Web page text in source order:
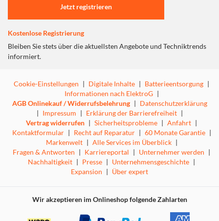
Jetzt registrieren
Kostenlose Registrierung
Bleiben Sie stets über die aktuellsten Angebote und Techniktrends
informiert.
Cookie-Einstellungen | Digitale Inhalte | Batterieentsorgung |
Informationen nach ElektroG |
AGB Onlinekauf / Widerrufsbelehrung | Datenschutzerklärung
| Impressum | Erklärung der Barrierefreiheit |
Vertrag widerrufen | Sicherheitsprobleme | Anfahrt |
Kontaktformular | Recht auf Reparatur | 60 Monate Garantie |
Markenwelt | Alle Services im Überblick |
Fragen & Antworten | Karriereportal | Unternehmer werden |
Nachhaltigkeit | Presse | Unternehmensgeschichte |
Expansion | Über expert
Wir akzeptieren im Onlineshop folgende Zahlarten